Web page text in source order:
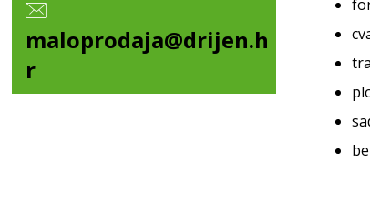
maloprodaja@drijen.h
r